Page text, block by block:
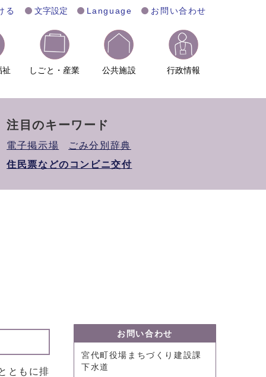
る 文字設定 Language お問い合わせ
祉 しごと・産業 公共施設 行政情報
注目のキーワード
電子掲示場
ごみ分別辞典
住民票などのコンビニ交付
ともに排
お問い合わせ
宮代町役場まちづくり建設課
下水道